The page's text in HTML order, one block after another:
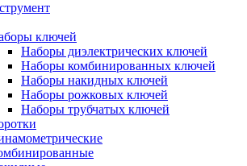
ключей
Наборы диэлектрических ключей
Наборы комбинированных ключей
Наборы накидных ключей
Наборы рожковых ключей
Наборы трубчатых ключей